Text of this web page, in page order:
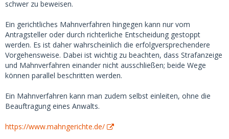
Ich fragte sie umgehend per Videocall, weshalb die Tickets
sie schaue das an und melde sich wieder... blockierte mich
nach diesem Anruf aber natürlich umgehend (in Telegram
und auf MSD) und löschte den ganzen Chatverlauf. Ich
konnte gerade noch Screenshots des ganzen Chats machen,
diese wären also als Beweismittel für eine Anzeige durchaus
vorhanden. Nur, ob sich der ganze Aufwand lohnt?
Ich konnte den Scam nur aufdecken, weil mir einfiel, dass
ich mit der Auftragsnummer und dem (offenbar echten)
zu spät, die 200 Euro waren weg. Eine technisch wenig
schwer zu beweisen.
Ein gerichtliches Mahnverfahren hingegen kann nur vom
Antragsteller oder durch richterliche Entscheidung gestoppt
werden. Es ist daher wahrscheinlich die erfolgversprechendere
Vorgehensweise. Dabei ist wichtig zu beachten, dass Strafanzeige
und Mahnverfahren einander nicht ausschließen; beide Wege
können parallel beschritten werden.
Ein Mahnverfahren kann man zudem selbst einleiten, ohne die
Beauftragung eines Anwalts.
https://www.mahngerichte.de/